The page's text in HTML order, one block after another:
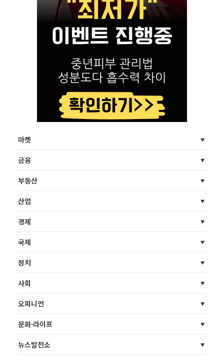
마켓
금융
부동산
산업
경제
국제
정치
사회
오피니언
문화·라이프
뉴스발전소